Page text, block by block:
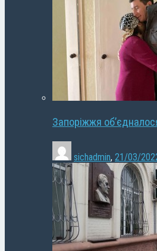
Запоріжжя
sichadmin, 21/03/